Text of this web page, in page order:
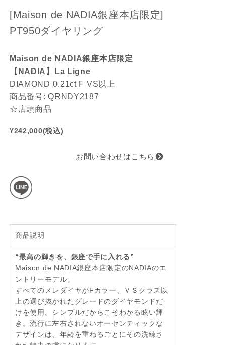
[Maison de NADIA銀座本店限定]
PT950ダイヤリング
Maison de NADIA銀座本店限定
【NADIA】La Ligne
DIAMOND 0.21ct F VS以上
商品番号: QRNDY2187
☆店頭商品
¥242,000(税込)
お問い合わせはこちら
商品説明
“最高の輝きを、銀座で手に入れる”
Maison de NADIA銀座本店限定のNADIAのエ
ントリーモデル。
すべてのメレダイヤがFカラー、ＶＳクラス以
上の選び抜かれたグレードのダイヤモンドだ
けを使用。シンプルだからこそわかる眩い輝
き。流行に左右されないオーセンティックな
デザインは、年齢を重ねるごとにその洗練さ